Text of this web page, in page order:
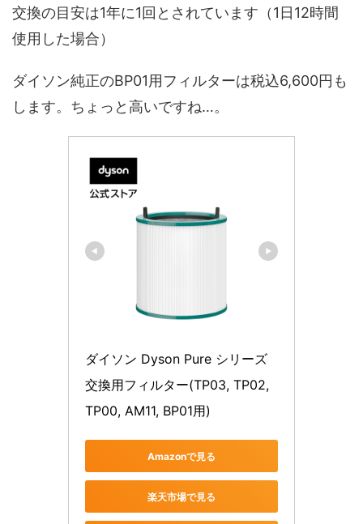
交換の目安は1年に1回とされています（1日12時間
使用した場合）
ダイソン純正のBP01用フィルターは税込6,600円も
します。ちょっと高いですね…。
ダイソン Dyson Pure シリーズ
交換用フィルター(TP03, TP02,
TP00, AM11, BP01用)
Amazonで見る
楽天市場で見る